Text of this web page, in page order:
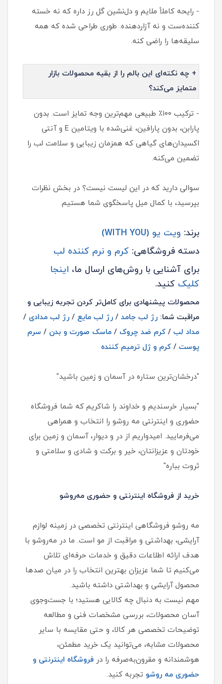
- رایحه کاملاً ملایم و دل‌نشین گل رز داره که نه خسته‌
کننده‌ست و نه آزاردهنده. طوری طراحی شده که همه
سلیقه‌ها را راضی کنه.
+ چه نکته‌ای این بالم را از بقیه محصولات بازار
متمایز می‌کند؟
- ترکیب ۱۰۰٪ طبیعی مهم‌ترین وجه تمایز است. بدون
پارابن، بدون پارافین، غنی‌شده با ویتامین E و آنتی‌
اکسیدان‌های گیاهی که همزمان زیبایی و سلامت لب را
تضمین می‌کنه.
سوالی دارید که در این لیست نیست؟ در بخش نظرات
بپرسید، با کمال میل پاسخگوی شما هستیم.
برند: ویت یو (WITH YOU)
دسته فروشگاهی: کرم و نرم کننده لب
برای آشنایی با روش‌های ارسال ما، اینجا
کلیک کنید.
محصولات پیشنهادی برای کامل‌تر کردن تجربه زیبایی و
مراقبت شما: رژ لب جامد / رژ لب مایع / رژ لب مدادی /
مداد لب / کرم ضد چروک / ماسک صورت و بدن / سرم
پوست / کرم و ژل ترمیم کننده
"درخشان‌ترین ستاره در آسمان و زمین باشید"
"بسیار خرسندیم و خداوند را شاکریم که شما فروشگاه
حضوری و اینترنتی مه روشو را انتخاب و همراهی
می‌فرمایید. امیدواریم از در و دیوار، آسمان و زمین برای
خودتان و عزیزانتان، خیر و برکت و شادی و سلامتی و
ثروت بباره"
خرید از فروشگاه اینترنتی و حضوری مه‌روشو
مه‌ روشو فروشگاهی اینترنتی تخصصی در زمینه لوازم
آرایشی، بهداشتی و مراقبت از مو است. ما در مه‌روشو با
هدف ارائه اطلاعات دقیق و خدمات حرفه‌ای تلاش
می‌کنیم تا شما عزیزان بهترین انتخاب را در میان صدها
محصول آرایشی و بهداشتی داشته باشید.
مهم نیست به دنبال چه کالایی هستید؛ با جست‌وجوی
آسان محصولات، بررسی مشخصات فنی و مطالعه
توضیحات تخصصی هر کالا، و حتی مقایسه با سایر
محصولات مشابه، می‌توانید یک خرید مطمئن،
هوشمندانه و مقرون‌به‌صرفه را در فروشگاه اینترنتی و
حضوری مه‌ روشو تجربه کنید.